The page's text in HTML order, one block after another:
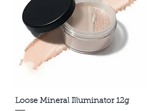
Loose Mineral Illuminator 12g